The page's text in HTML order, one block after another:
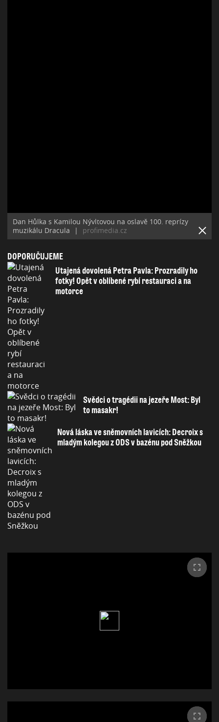
Dan Hůlka s Kamilou Nývltovou na oslavě 100. reprízy
muzikálu Dracula
| profimedia.cz
DOPORUČUJEME
Utajená dovolená Petra Pavla: Prozradily ho
fotky! Opět v oblíbené rybí restauraci a na
motorce
Svědci o tragédii na jezeře Most: Byl
to masakr!
Nová láska ve sněmovních lavicích: Decroix s
mladým kolegou z ODS v bazénu pod Sněžkou